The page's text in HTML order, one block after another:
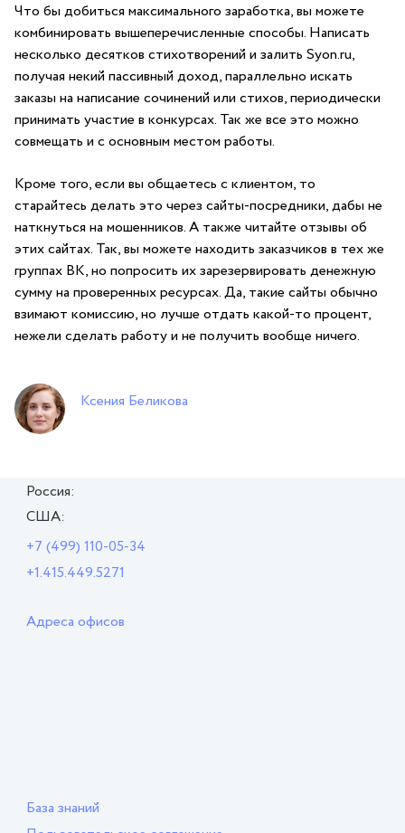
Что бы добиться максимального заработка, вы можете
комбинировать вышеперечисленные способы. Написать
несколько десятков стихотворений и залить Syon.ru,
получая некий пассивный доход, параллельно искать
заказы на написание сочинений или стихов, периодически
принимать участие в конкурсах. Так же все это можно
совмещать и с основным местом работы.
Кроме того, если вы общаетесь с клиентом, то
старайтесь делать это через сайты-посредники, дабы не
наткнуться на мошенников. А также читайте отзывы об
этих сайтах. Так, вы можете находить заказчиков в тех же
группах ВК, но попросить их зарезервировать денежную
сумму на проверенных ресурсах. Да, такие сайты обычно
взимают комиссию, но лучше отдать какой-то процент,
нежели сделать работу и не получить вообще ничего.
Ксения Беликова
Россия:
США:
+7 (499) 110-05-34
+1.415.449.5271
Адреса офисов
База знаний